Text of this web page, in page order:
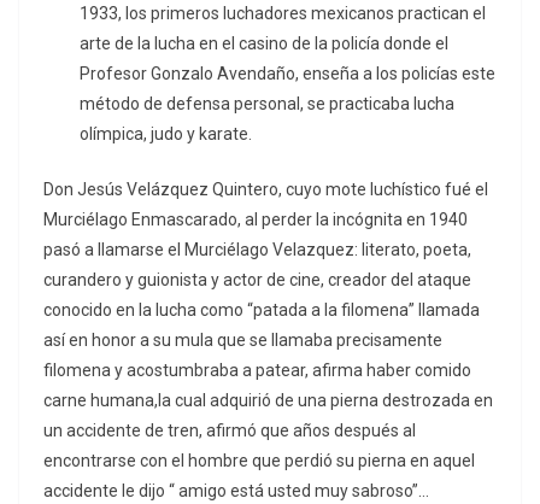
1933, los primeros luchadores mexicanos practican el
arte de la lucha en el casino de la policía donde el
Profesor Gonzalo Avendaño, enseña a los policías este
método de defensa personal, se practicaba lucha
olímpica, judo y karate.
Don Jesús Velázquez Quintero, cuyo mote luchístico fué el
Murciélago Enmascarado, al perder la incógnita en 1940
pasó a llamarse el Murciélago Velazquez: literato, poeta,
curandero y guionista y actor de cine, creador del ataque
conocido en la lucha como “patada a la filomena” llamada
así en honor a su mula que se llamaba precisamente
filomena y acostumbraba a patear, afirma haber comido
carne humana,la cual adquirió de una pierna destrozada en
un accidente de tren, afirmó que años después al
encontrarse con el hombre que perdió su pierna en aquel
accidente le dijo “ amigo está usted muy sabroso”…